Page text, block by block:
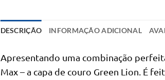
DESCRIÇÃO INFORMAÇÃO ADICIONAL
Apresentando uma combinação
Max – a capa de couro Green Lion. É